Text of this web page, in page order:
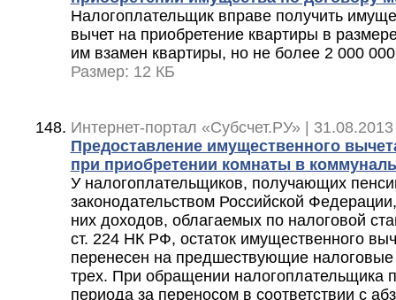
Налогоплательщик вправе получить
вычет на приобретение квартиры в
им взамен квартиры, но не более 2 000
Размер: 12 КБ
Интернет-портал «Субсчет.РУ» |
Предоставление имущественного
при приобретении комнаты в
У налогоплательщиков, получающих
законодательством Российской
них доходов, облагаемых по налоговой
ст. 224 НК РФ, остаток имущественного
перенесен на предшествующие
трех. При обращении налогоплательщика
периода за переносом в соответствии с